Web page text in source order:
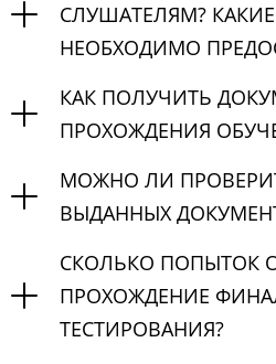
СЛУШАТЕЛЯМ?
НЕОБХОДИМО
КАК ПОЛУЧИТЬ
ПРОХОЖДЕНИЯ
МОЖНО ЛИ
ВЫДАННЫХ
СКОЛЬКО ПОПЫТОК
ПРОХОЖДЕНИЕ
ТЕСТИРОВАНИЯ?